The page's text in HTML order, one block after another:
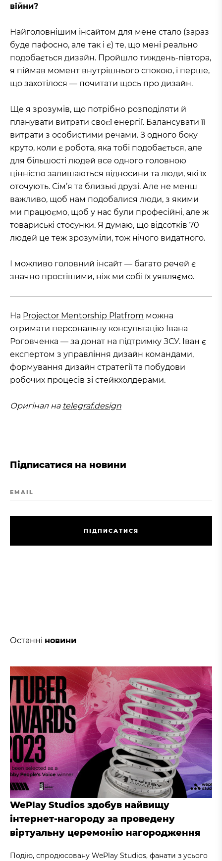
війни?
Найголовнішим інсайтом для мене стало (зараз
буде пафосно, але так і є) те, що мені реально
подобається дизайн. Пройшло тиждень-півтора,
я піймав момент внутрішнього спокою, і перше,
що захотілося — почитати щось про дизайн.
Ще я зрозумів, що потрібно розподіляти й
планувати витрати своєї енергії. Балансувати її
витрати з особистими речами. З одного боку
круто, коли є робота, яка тобі подобається, але
для більшості людей все одного головною
цінністю залишаються відносини та люди, які їх
оточують. Сім’я та близькі друзі. Але не менш
важливо, щоб нам подобалися люди, з якими
ми працюємо, щоб у нас були професійні, але ж
товариські стосунки. Я думаю, що відсотків 70
людей це теж зрозуміли, тож нічого видатного.
І можливо головний інсайт — багато речей є
значно простішими, ніж ми собі їх уявляємо.
На Projector Mentorship Platfrom можна
отримати персональну консультацію Івана
Роговченка — за донат на підтримку ЗСУ. Іван є
експертом з управління дизайн командами,
формування дизайн стратегії та побудови
робочих процесів зі стейкхолдерами.
Оригінал на telegraf.design
Підписатися на новини
EMAIL
П І ДП ИСАТИСЯ
Останні новини
WePlay Studios здобув найвищу
інтернет-нагороду за проведену
віртуальну церемонію нагородження
Подію, спродюсовану WePlay Studios, фанати з усього